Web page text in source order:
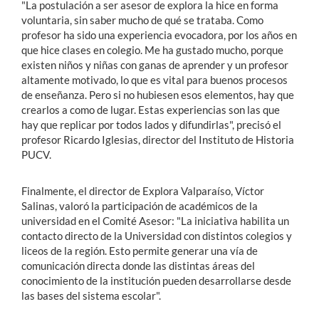
"La postulación a ser asesor de explora la hice en forma
voluntaria, sin saber mucho de qué se trataba. Como
profesor ha sido una experiencia evocadora, por los años en
que hice clases en colegio. Me ha gustado mucho, porque
existen niños y niñas con ganas de aprender y un profesor
altamente motivado, lo que es vital para buenos procesos
de enseñanza. Pero si no hubiesen esos elementos, hay que
crearlos a como de lugar. Estas experiencias son las que
hay que replicar por todos lados y difundirlas", precisó el
profesor Ricardo Iglesias, director del Instituto de Historia
PUCV.
Finalmente, el director de Explora Valparaíso, Víctor
Salinas, valoró la participación de académicos de la
universidad en el Comité Asesor: "La iniciativa habilita un
contacto directo de la Universidad con distintos colegios y
liceos de la región. Esto permite generar una vía de
comunicación directa donde las distintas áreas del
conocimiento de la institución pueden desarrollarse desde
las bases del sistema escolar".